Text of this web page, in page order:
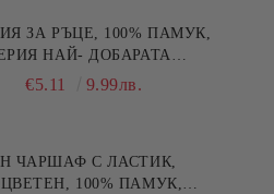
ЗА РЪЦЕ, 100% ПАМУК,
НАЙ- ДОБАРАТА
БАБА , РАЗМЕР:
€5.11 9.99лв.
ЧАРШАФ С ЛАСТИК,
100% ПАМУК,